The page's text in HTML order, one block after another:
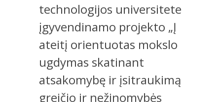
technologijos universitete
įgyvendinamo projekto „Į
ateitį orientuotas mokslo
ugdymas skatinant
atsakomybę ir įsitraukimą
greičio ir nežinomybės